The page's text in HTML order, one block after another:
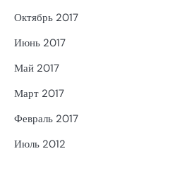
Октябрь 2017
Июнь 2017
Май 2017
Март 2017
Февраль 2017
Июль 2012